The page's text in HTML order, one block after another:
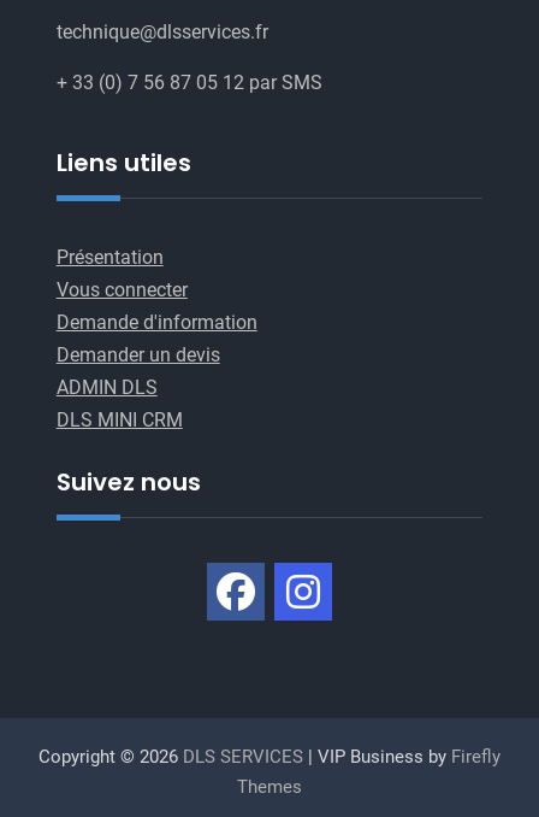
technique@dlsservices.fr
+ 33 (0) 7 56 87 05 12 par SMS
Liens utiles
Présentation
Vous connecter
Demande d'information
Demander un devis
ADMIN DLS
DLS MINI CRM
Suivez nous
Copyright © 2026 DLS SERVICES| VIP Business by Firefly
Themes